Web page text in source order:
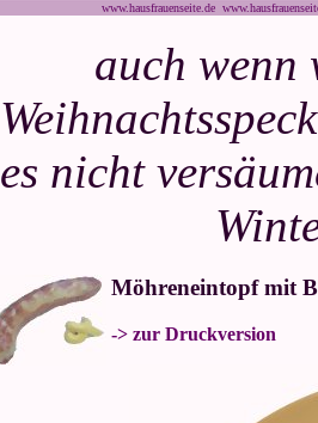
www.hausfrauenseite.de
auch wenn
es nicht
Möhreneintopf mit
-> zur Druckversion